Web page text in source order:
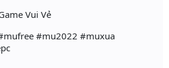
Vui Vẻ
#mu2022 #muxua